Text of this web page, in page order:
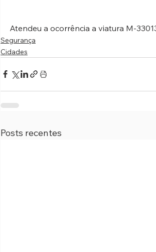
Atendeu a ocorrência a viatura M-
Segurança
Cidades
Posts recentes